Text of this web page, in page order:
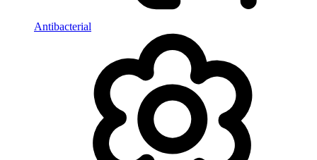
Antibacterial